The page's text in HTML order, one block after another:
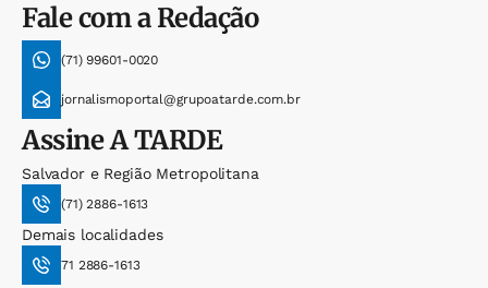
Fale com a Redação
(71) 99601-0020
jornalismoportal@grupoatarde.com.br
AssineA TARDE
Salvador e Região Metropolitana
(71) 2886-1613
Demais localidades
71 2886-1613